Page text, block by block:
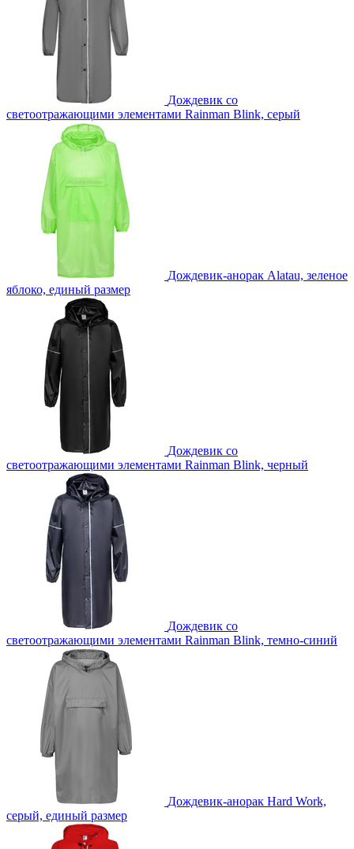
Дождевик со
светоотражающими элементами Rainman Blink, серый
Дождевик-анорак Alatau, зеленое
яблоко, единый размер
Дождевик со
светоотражающими элементами Rainman Blink, черный
Дождевик со
светоотражающими элементами Rainman Blink, темно-синий
Дождевик-анорак Hard Work,
серый, единый размер